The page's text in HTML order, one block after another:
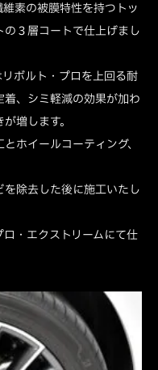
素の被膜特性を持つトッ
３層コートで仕上げまし
ボルト・プロを上回る耐
、シミ軽減の効果が加わ
増します。
ホイールコーティング、
除去した後に施工いたし
・エクストリームにて仕